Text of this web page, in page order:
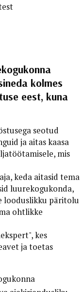
kolmes
eest, kuna
seotud
ja aitas kaasa
mis
keda aitasid tema
luurekogukonda,
looduslikku päritolu
ohtlikke
kes
ja toetas